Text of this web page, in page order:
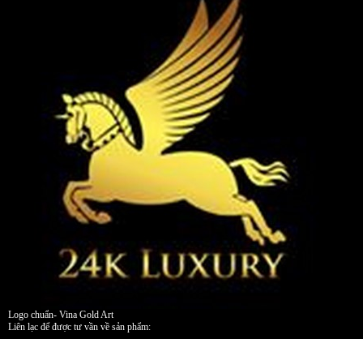
Logo chuẩn- Vina Gold Art
Liên lạc để được tư vần về sản phẩm: